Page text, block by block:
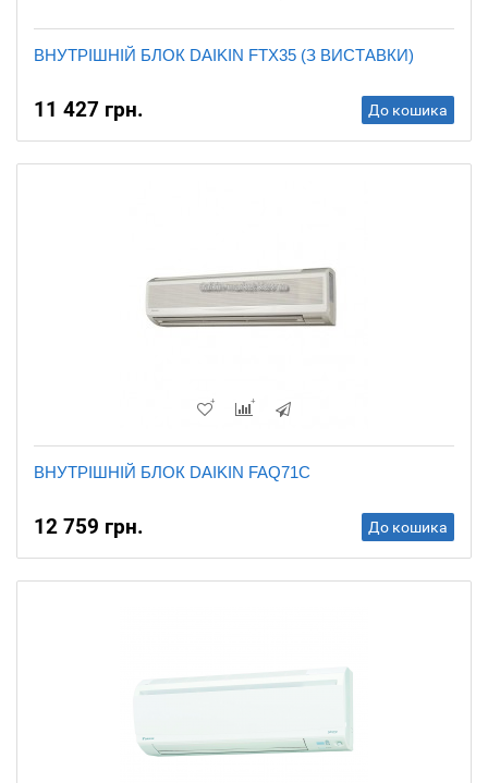
ВНУТРІШНІЙ БЛОК DAIKIN FTX35 (З ВИСТАВКИ)
11 427 грн. До кошика
ВНУТРІШНІЙ БЛОК DAIKIN FAQ71C
12 759 грн. До кошика